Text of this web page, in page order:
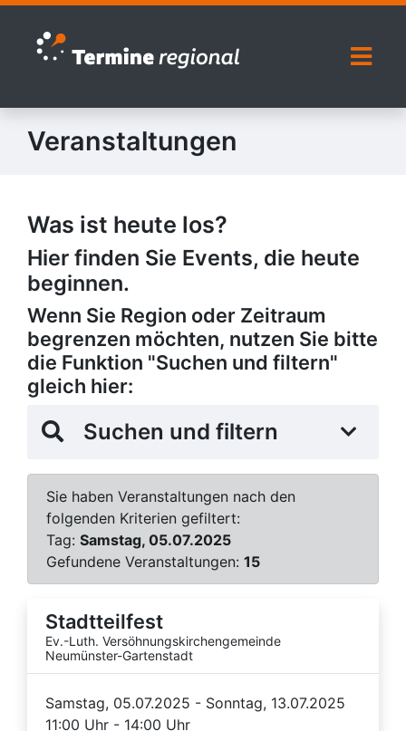
Zur Navigation springen
Zum Inhalt springen
Veranstaltungen
Was ist heute los?
Hier finden Sie Events, die heute
beginnen.
Wenn Sie Region oder Zeitraum
begrenzen möchten, nutzen Sie bitte
die Funktion "Suchen und filtern"
gleich hier:
Suchen und filtern
Sie haben Veranstaltungen nach den
folgenden Kriterien gefiltert:
Tag: Samstag, 05.07.2025
Gefundene Veranstaltungen: 15
Stadtteilfest
Ev.-Luth. Versöhnungskirchengemeinde
Neumünster-Gartenstadt
Samstag, 05.07.2025 - Sonntag, 13.07.2025
11:00 Uhr - 14:00 Uhr